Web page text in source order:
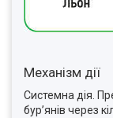
Механізм дії
Системна дія.
бур’янів через